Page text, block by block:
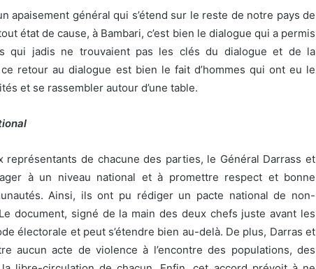
apaisement général qui s’étend sur le reste de notre pays de
état de cause, à Bambari, c’est bien le dialogue qui a permis
qui jadis ne trouvaient pas les clés du dialogue et de la
retour au dialogue est bien le fait d’hommes qui ont eu le
et se rassembler autour d’une table.
représentants de chacune des parties, le Général Darrass et
à un niveau national et à promettre respect et bonne
Ainsi, ils ont pu rédiger un pacte national de non-
document, signé de la main des deux chefs juste avant les
électorale et peut s’étendre bien au-delà. De plus, Darras et
aucun acte de violence à l’encontre des populations, des